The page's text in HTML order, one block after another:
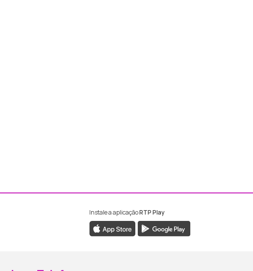
Facebook da RTP Madeira
ao Instagram da RTP Madeira
Instale a aplicaçãoRTP Play